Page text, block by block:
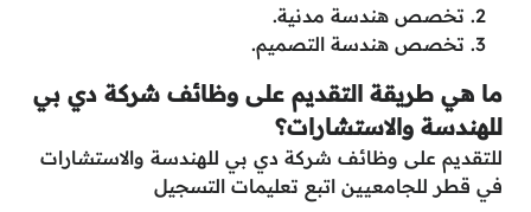
تخصص هندسة مدنية.
تخصص هندسة التصميم.
ما هي طريقة التقديم على وظائف شركة دي بي
للهندسة والاستشارات؟
للتقديم على وظائف شركة دي بي للهندسة والاستشارات
في قطر للجامعيين اتبع تعليمات التسجيل